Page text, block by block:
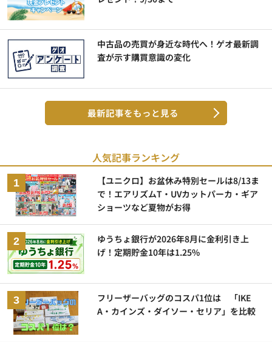
中古品の売買が身近な時代へ！ゲオ最新調
査が示す購買意識の変化
最新記事をもっと見る
人気記事ランキング
【ユニクロ】お盆休み特別セールは8/13ま
で！エアリズムT・UVカットパーカ・ギア
ショーツなど夏物がお得
ゆうちょ銀行が2026年8月に金利引き上
げ！定期貯金10年は1.25%
フリーザーバッグのコスパ1位は 「IKE
A・カインズ・ダイソー・セリア」を比較